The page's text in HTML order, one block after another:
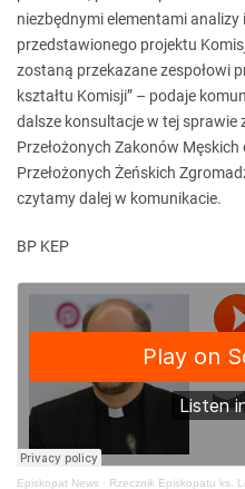
niezbędnymi elementami
przedstawionego projektu
zostaną przekazane zespołowi
kształtu Komisji” – podaje
dalsze konsultacje w tej sprawie
Przełożonych Zakonów
Przełożonych Żeńskich
czytamy dalej w komunikacie.
BP KEP
Episkopat News · Rzecznik Episkopatu ks. Leszek